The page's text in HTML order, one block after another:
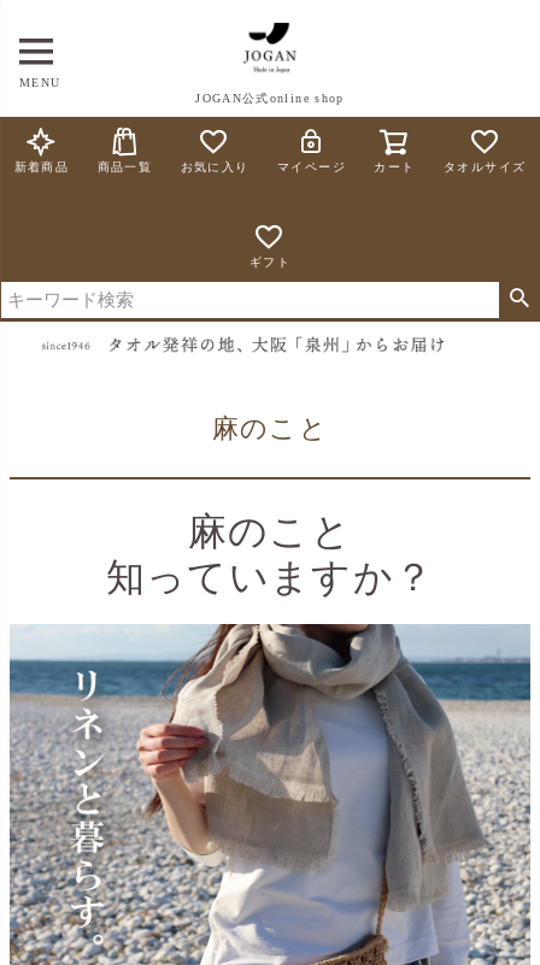
MENU
JOGAN公式online shop
新着商品 商品一覧 お気に入り マイページ カート タオルサイズ
ギフト
麻のこと
麻のこと
知っていますか？